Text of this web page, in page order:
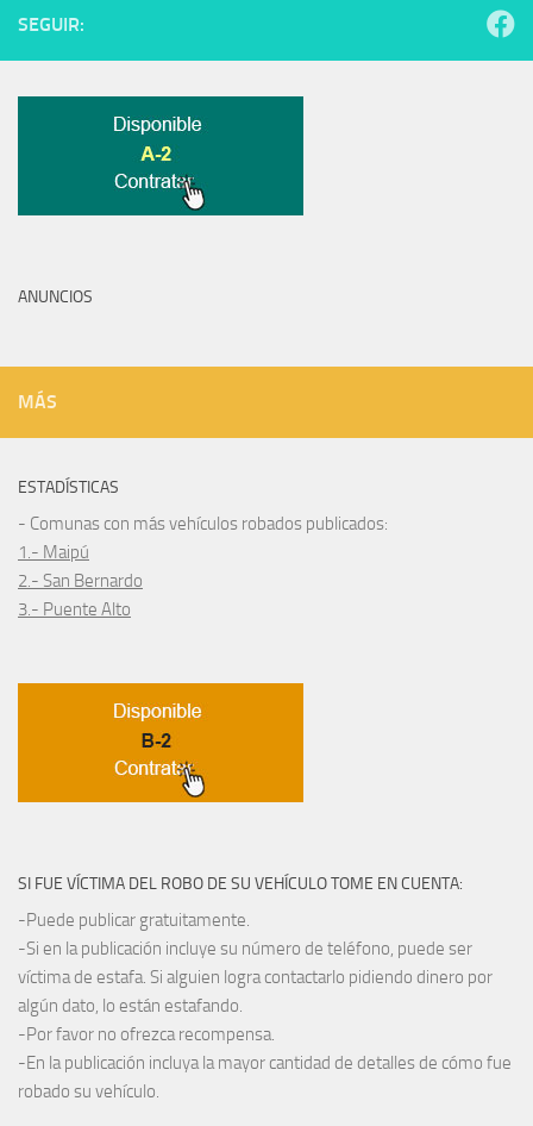
SEGUIR:
ANUNCIOS
MÁS
ESTADÍSTICAS
- Comunas con más vehículos robados publicados:
1.- Maipú
2.- San Bernardo
3.- Puente Alto
SI FUE VÍCTIMA DEL ROBO DE SU VEHÍCULO TOME EN CUENTA:
-Puede publicar gratuitamente.
-Si en la publicación incluye su número de teléfono, puede ser
víctima de estafa. Si alguien logra contactarlo pidiendo dinero por
algún dato, lo están estafando.
-Por favor no ofrezca recompensa.
-En la publicación incluya la mayor cantidad de detalles de cómo fue
robado su vehículo.